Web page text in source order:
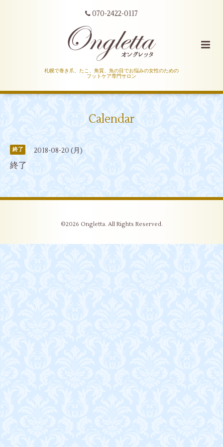
070-2422-0117
札幌で巻き爪、たこ、角質、魚の目でお悩みの女性のための
フットケア専門サロン
Calendar
終了 2018-08-20 (月)
終了
©2026 Ongletta. All Rights Reserved.